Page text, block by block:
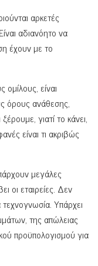
αρκετές
αδιανόητο να
έχουν με το
ομίλους, είναι
όρους ανάθεσης,
γιατί το κάνει,
είναι τι ακριβώς
μεγάλες
οι εταιρείες. Δεν
Υπάρχει
της απώλειας
προϋπολογισμού για